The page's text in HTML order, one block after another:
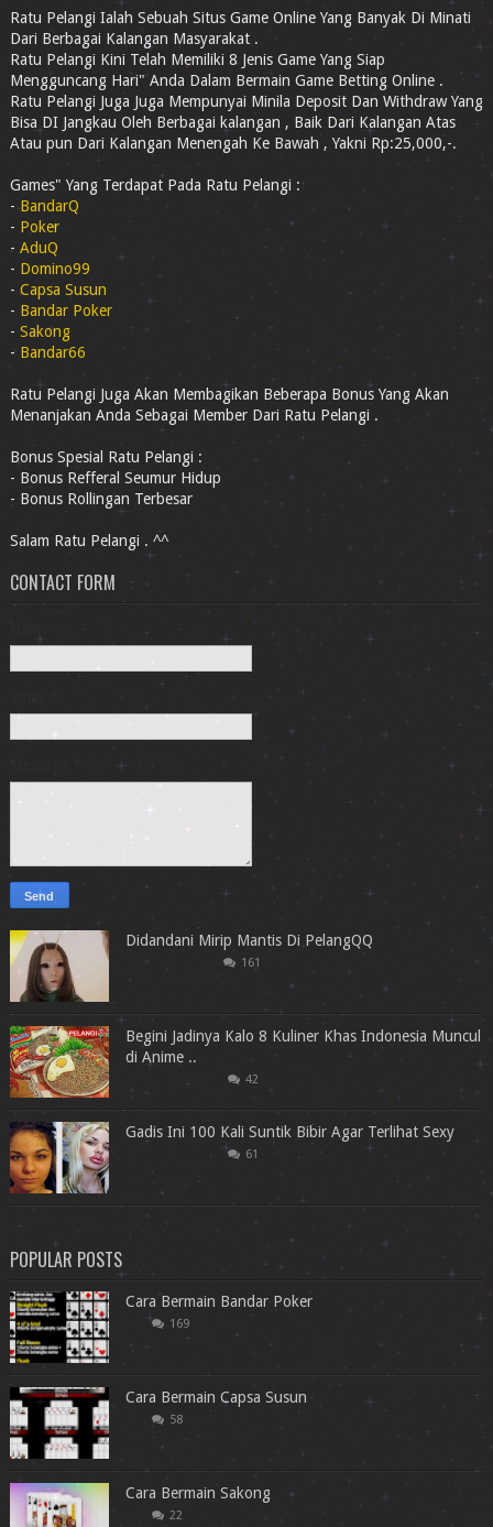
Ratu Pelangi Ialah Sebuah Situs Game Online Yang Banyak Di Minati
Dari Berbagai Kalangan Masyarakat .
Ratu Pelangi Kini Telah Memiliki 8 Jenis Game Yang Siap
Mengguncang Hari" Anda Dalam Bermain Game Betting Online .
Ratu Pelangi Juga Juga Mempunyai Minila Deposit Dan Withdraw Yang
Bisa DI Jangkau Oleh Berbagai kalangan , Baik Dari Kalangan Atas
Atau pun Dari Kalangan Menengah Ke Bawah , Yakni Rp:25,000,-.
Games" Yang Terdapat Pada Ratu Pelangi :
-BandarQ
- Poker
- AduQ
- Domino99
- Capsa Susun
- Bandar Poker
- Sakong
- Bandar66
Ratu Pelangi Juga Akan Membagikan Beberapa Bonus Yang Akan
Menanjakan Anda Sebagai Member Dari Ratu Pelangi .
Bonus Spesial Ratu Pelangi :
- Bonus Refferal Seumur Hidup
- Bonus Rollingan Terbesar
Salam Ratu Pelangi . ^^
CONTACT FORM
Email
Message
Didandani Mirip Mantis Di PelangQQ
161
Begini Jadinya Kalo 8 Kuliner Khas Indonesia Muncul
di Anime ..
42
Gadis Ini 100 Kali Suntik Bibir Agar Terlihat Sexy
61
POPULAR POSTS
Cara Bermain Bandar Poker
169
Cara Bermain Capsa Susun
58
Cara Bermain Sakong
22